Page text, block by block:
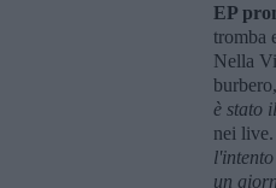
EP
tromba
Nella
è stato
nei
un